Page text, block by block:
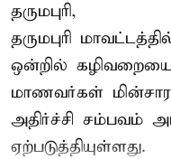
தருமபுரி,
தருமபுரி
ஒன்றில்
மாணவர்கள்
அதிர்ச்சி சம்பவம்
ஏற்படுத்தியுள்ளது.